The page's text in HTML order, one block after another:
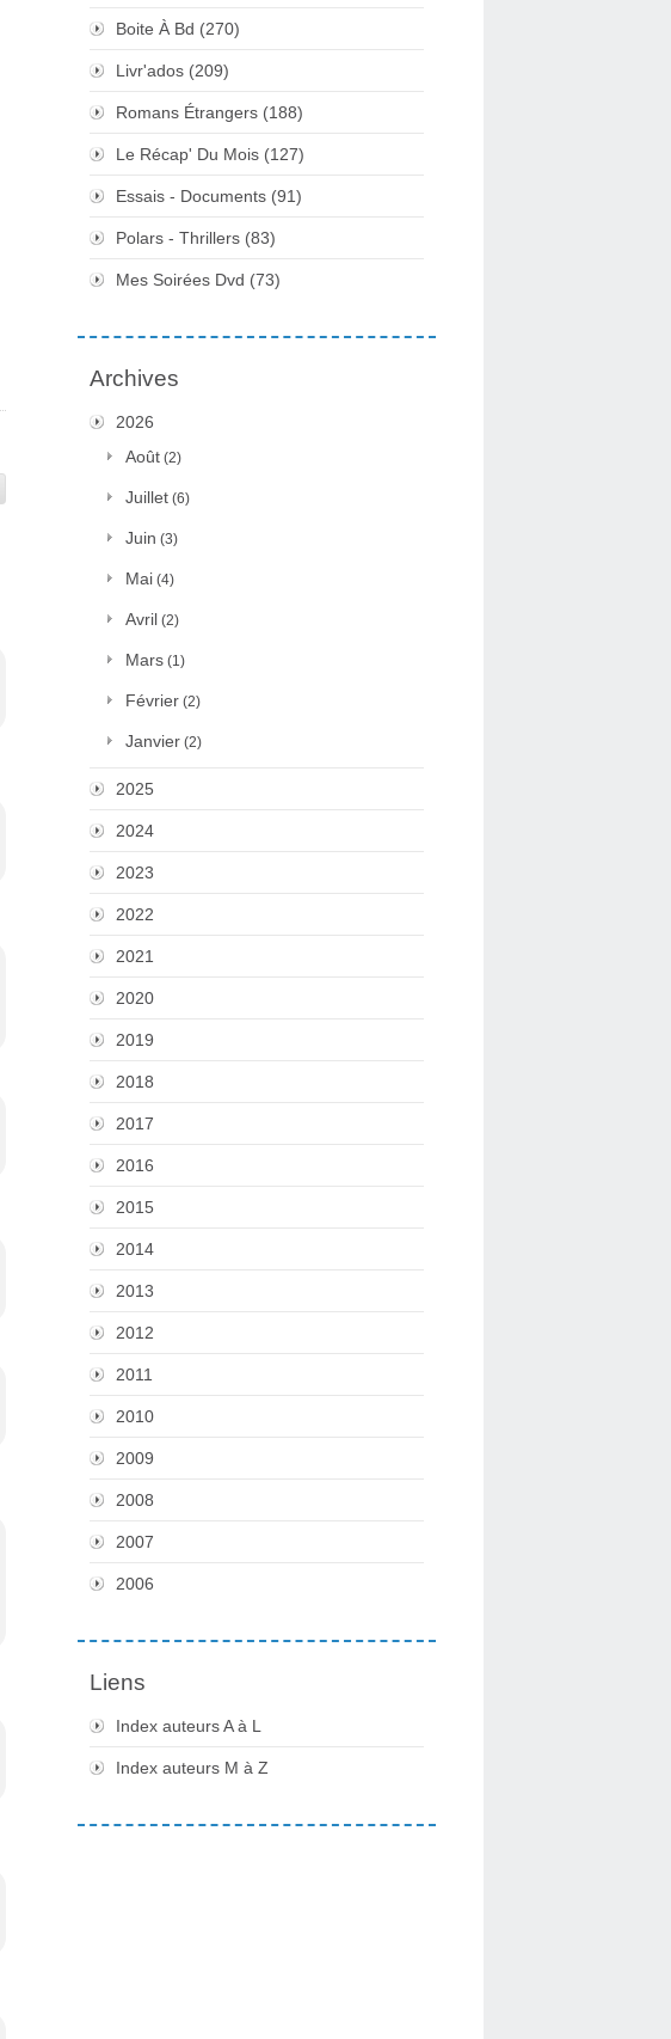
Boite À Bd (270)
Livr'ados (209)
Romans Étrangers (188)
Le Récap' Du Mois (127)
Essais - Documents (91)
Polars - Thrillers (83)
Mes Soirées Dvd (73)
Archives
2026
Août (2)
Juillet (6)
Juin (3)
Mai (4)
Avril (2)
Mars (1)
Février (2)
Janvier (2)
2025
2024
2023
2022
2021
2020
2019
2018
2017
2016
2015
2014
2013
2012
2011
2010
2009
2008
2007
2006
Liens
Index auteurs A à L
Index auteurs M à Z